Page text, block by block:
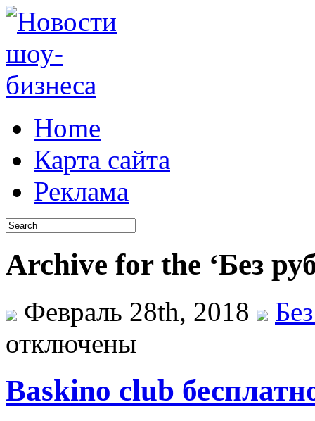
Home
Карта сайта
Реклама
Archive for the ‘Без
Февраль 28th, 2018
отключены
Baskino club